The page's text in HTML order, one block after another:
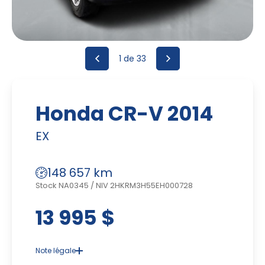
1 de 33
Honda CR-V 2014
EX
148 657 km
Stock NA0345 /NIV 2HKRM3H55EH000728
13 995 $
Note légale